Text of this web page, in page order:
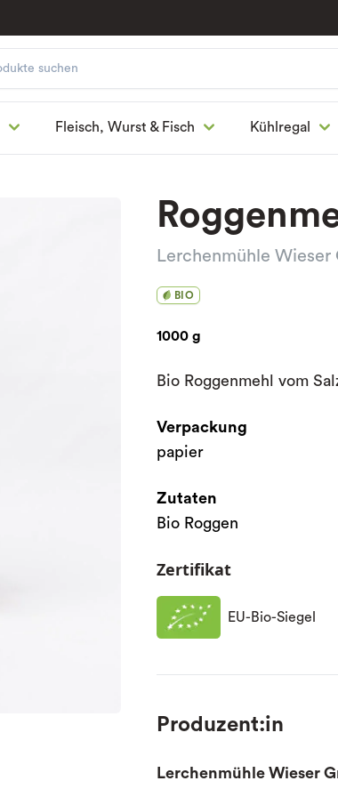
Fleisch, Wurst & Fisch Kühlregal
Lerchenmühle Wieser
BIO
1000 g
Bio Roggenmehl vom
Verpackung
papier
Zutaten
Bio Roggen
Zertifikat
EU-Bio-Siegel
Produzent:in
Lerchenmühle Wieser